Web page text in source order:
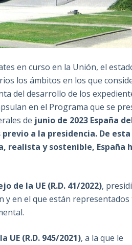
en curso en la Unión, el
los ámbitos en los que
del desarrollo de los
en el Programa que se
de junio de 2023 España
a la presidencia. De
realista y sostenible, España
de la UE (R.D. 41/2022),
y en el que están representados
(R.D. 945/2021), a la que le